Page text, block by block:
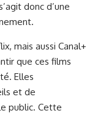
donc d’une
mais aussi Canal+
que ces films
Elles
et de
public. Cette